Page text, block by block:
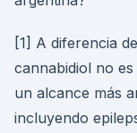
[1] A diferencia
cannabidiol no
un alcance más
incluyendo